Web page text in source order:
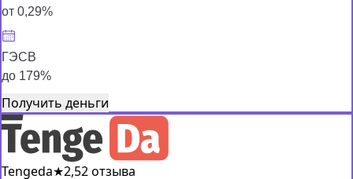
от 0,29%
ГЭСВ
до 179%
Получить деньги
Tengeda★2,52 отзыва